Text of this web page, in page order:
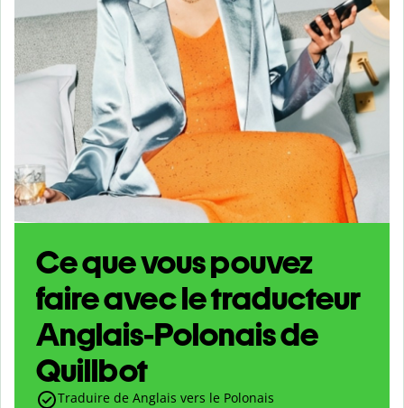
Ce que vous pouvez
faire avec le traducteur
Anglais-Polonais de
Quillbot
Traduire de Anglais vers le Polonais